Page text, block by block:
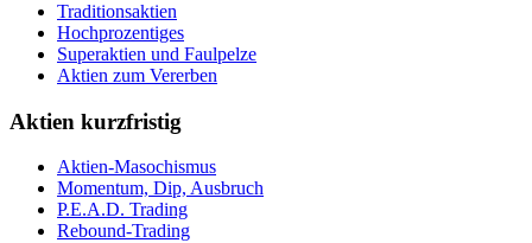
Traditionsaktien
Hochprozentiges
Superaktien und Faulpelze
Aktien zum Vererben
Aktien kurzfristig
Aktien-Masochismus
Momentum, Dip, Ausbruch
P.E.A.D. Trading
Rebound-Trading